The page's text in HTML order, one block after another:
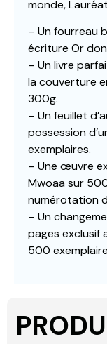
monde,
– Un fourreau
écriture Or
– Un livre
la couverture
300g.
– Un feuillet
possession
exemplaires.
– Une œuvre
Mwoaa sur
numérotation
– Un
pages exclusif
500